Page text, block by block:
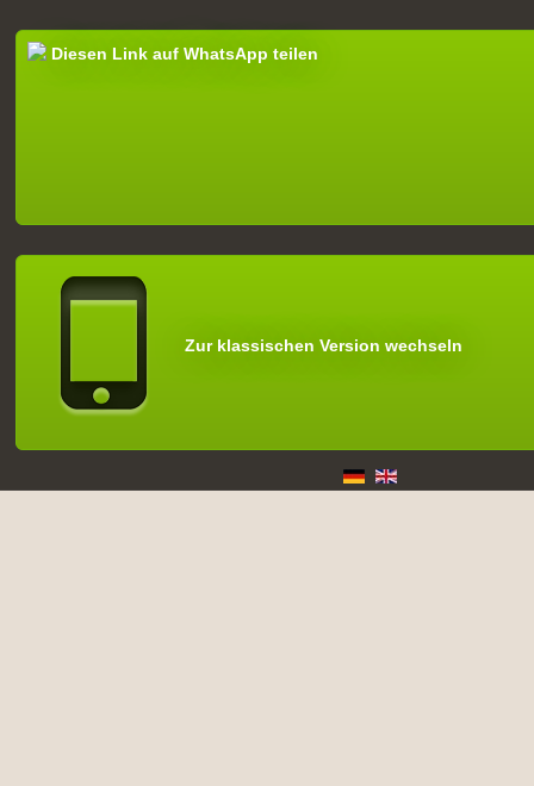
Diesen Link auf WhatsApp teilen
Zur klassischen Version wechseln